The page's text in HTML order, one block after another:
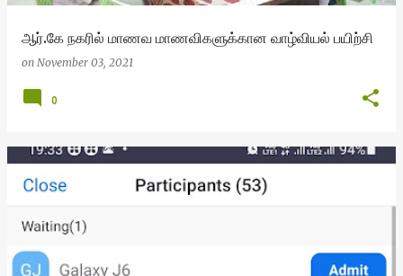
ஆர்.கே நகரில் மாணவ மாணவிகளுக்கான வாழ்வியல் பயிற்சி
on November 03, 2021
0